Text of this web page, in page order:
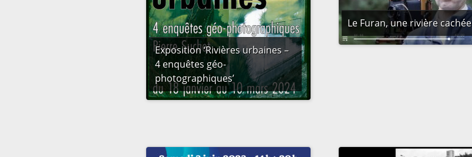
Exposition ‘Rivières urbaines –
4 enquêtes géo-
photographiques’
Le Furan, une rivière cachée